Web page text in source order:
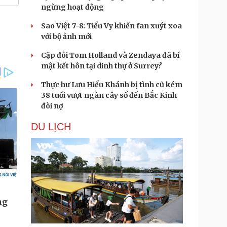
ngừng hoạt động
Sao Việt 7-8: Tiểu Vy khiến fan xuýt xoa
với bộ ảnh mới
Cặp đôi Tom Holland và Zendaya đã bí
mật kết hôn tại dinh thự ở Surrey?
Thực hư Lưu Hiểu Khánh bị tình cũ kém
38 tuổi vượt ngàn cây số đến Bắc Kinh
đòi nợ
DU LỊCH